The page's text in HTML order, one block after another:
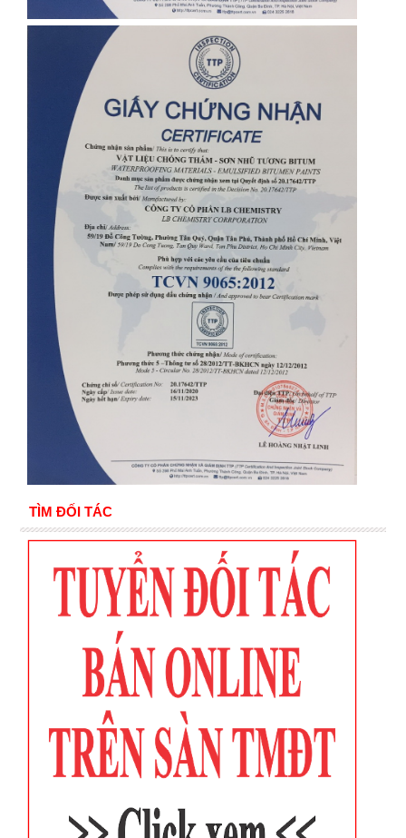
TÌM ĐỐI TÁC